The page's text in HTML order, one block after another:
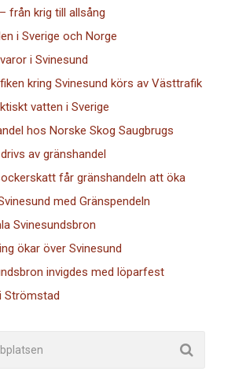
från krig till allsång
i Sverige och Norge
i Svinesund
kring Svinesund körs av Västtrafik
vatten i Sverige
hos Norske Skog Saugbrugs
av gränshandel
får gränshandeln att öka
med Gränspendeln
Svinesundsbron
ökar över Svinesund
invigdes med löparfest
Strömstad